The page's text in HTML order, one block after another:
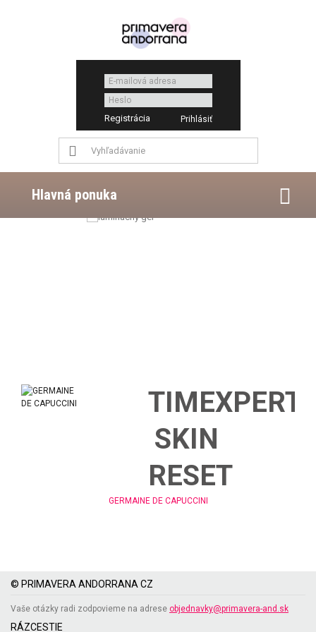
Registrácia
Hlavná ponuka
TIMEXPERT
SKIN
RESET
GERMAINE DE CAPUCCINI
© PRIMAVERA ANDORRANA CZ
Vaše otázky radi zodpovieme na adrese objednavky@primavera-and.sk
RÁZCESTIE